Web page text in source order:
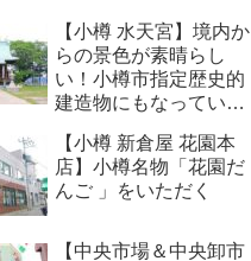
【小樽 水天宮】境内か
らの景色が素晴らし
い！小樽市指定歴史的
建造物にもなっている
【小樽 新倉屋 花園本
店】小樽名物「花園だ
んご 」をいただく
【中央市場＆中央卸市